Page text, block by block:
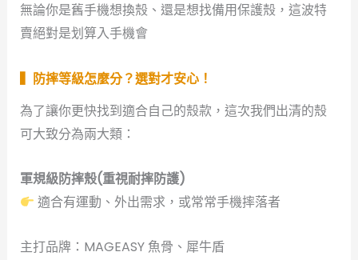
無論你是舊手機想換殼、還是想找備用保護殼，這波特
賣絕對是划算入手機會
▍防摔等級怎麼分？選對才安心！
為了讓你更快找到適合自己的殼款，這次我們出清的殼
可大致分為兩大類：
軍規級防摔殼(重視耐摔防護)
適合有運動、外出需求，或常常手機摔落者
主打品牌：MAGEASY 魚骨、犀牛盾